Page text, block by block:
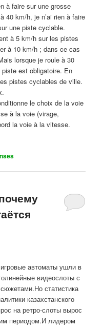
à faire sur une grosse
40 km/h, je n’ai rien à faire
une piste cyclable.
à 5 km/h sur les pistes
à 10 km/h ; dans ce cas
lorsque je roule à 30
est obligatoire. En
pistes cyclables de ville.
le choix de la voie
à la voie (virage,
la voie à la vitesse.
автоматы ушли в
видеослоты с
статистика
казахстанского
на ретро-слоты вырос
периодом.И лидером